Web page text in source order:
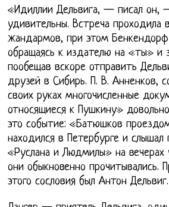
«Идиллии Дельвига, — писал он,
удивительны. Встреча проходила
жандармов, при этом Бенкендорф
обращаясь к издателю на «ты» и
пообещав вскоре отправить
друзей в Сибирь. П. В. Анненков,
своих руках многочисленные
относящиеся к Пушкину»
это событие: «Батюшков
находился в Петербурге и слышал
«Руслана и Людмилы» на вечерах
они обыкновенно прочитывались.
этого сословия был Антон Дельвиг.